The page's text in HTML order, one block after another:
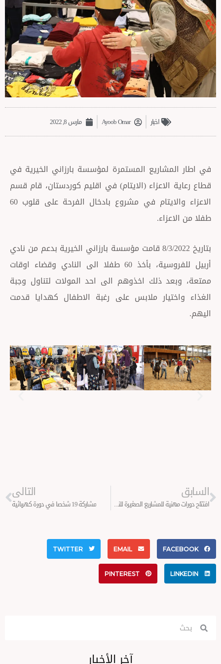
Ayoob Omar مارس 8, 2022
المستمرة لمؤسسة بارزاني الخيرية في
(الايتام) في اقليم كوردستان، قام قسم
الاعزاء والايتام في مشروع بادخال الفرحة على قلوب 60
بتاريخ 8/3/2022 قامت مؤسسة بارزاني الخيرية بدعم من نادي
أربيل للفروسية، بأخذ 60 طفلا الى النادي وقضاء اوقات
ذلك اخذوهم الى احد المولات لتناول وجبة
ملابس على رغبة الاطفال كهدايا قدمت
افتتاح دورات مهنية للمشاريع الصغيرة للنساء مشاركة 19 شخصا في دورة كهربائية
EMAIL
TWITTER
PINTEREST